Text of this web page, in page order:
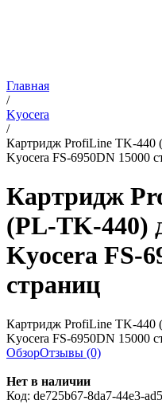
Главная
/
Kyocera
/
Картридж ProfiLine TK-440
Kyocera FS-6950DN 15000
Картридж
(PL-TK-440)
Kyocera FS-
страниц
Картридж ProfiLine TK-440
Kyocera FS-6950DN 15000
ОбзорОтзывы (0)
Нет в наличии
Код: de725b67-8da7-44e3-